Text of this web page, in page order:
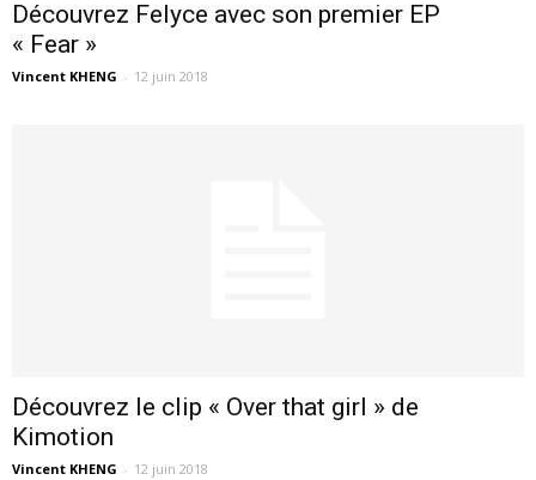
Découvrez Felyce avec son premier EP
« Fear »
Vincent KHENG - 12 juin 2018
Découvrez le clip « Over that girl » de
Kimotion
Vincent KHENG - 12 juin 2018